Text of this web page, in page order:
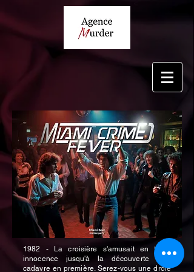
1982 - La croisière s'amusait en toute
innocence jusqu'à la découverte d'un
cadavre en première. Serez-vous une drôle